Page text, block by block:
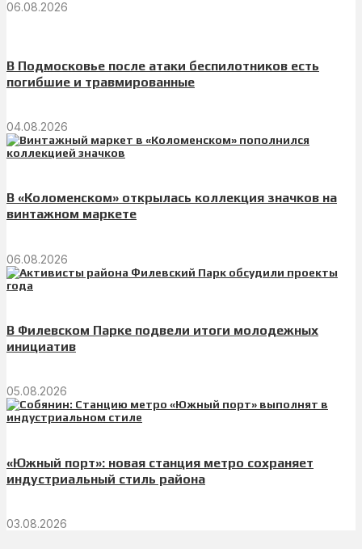
06.08.2026
В Подмосковье после атаки беспилотников есть
погибшие и травмированные
04.08.2026
В «Коломенском» открылась коллекция значков на
винтажном маркете
06.08.2026
В Филевском Парке подвели итоги молодежных
инициатив
05.08.2026
«Южный порт»: новая станция метро сохраняет
индустриальный стиль района
03.08.2026